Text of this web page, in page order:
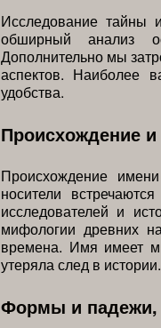
Исследование тайны
обширный анализ
Дополнительно мы
аспектов. Наиболее
удобства.
Происхождение
Происхождение
носители
исследователей и
мифологии древних
времена. Имя имеет
утеряла след в истории.
Формы и падежи,